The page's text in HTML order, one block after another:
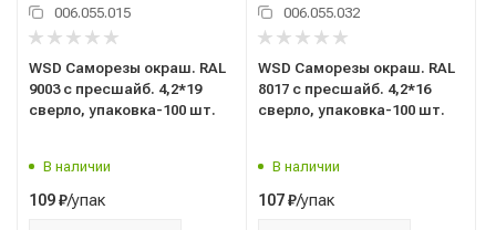
006.055.015
WSD Саморезы окраш. RAL
9003 с пресшайб. 4,2*19
сверло, упаковка-100 шт.
В наличии
109₽/упак
006.055.032
WSD Саморезы окраш. RAL
8017 с пресшайб. 4,2*16
сверло, упаковка-100 шт.
В наличии
107₽/упак